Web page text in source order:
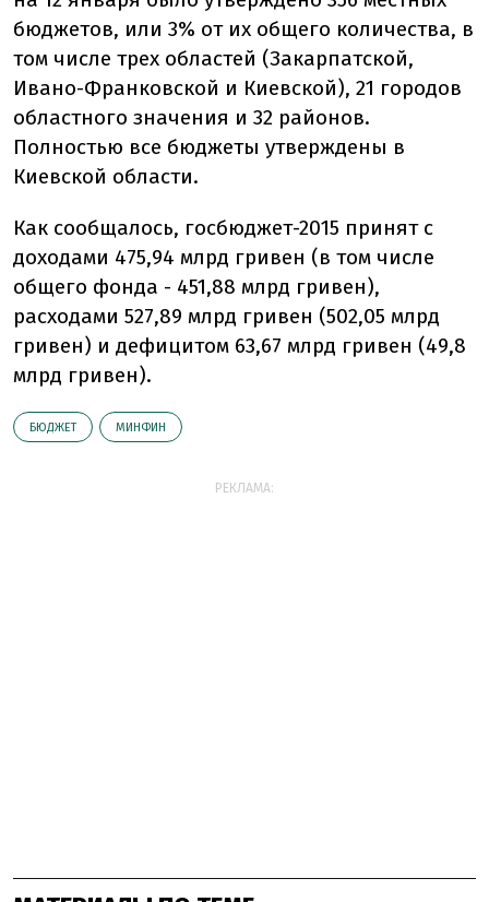
бюджетов, или 3% от их общего количества, в
том числе трех областей (Закарпатской,
Ивано-Франковской и Киевской), 21 городов
областного значения и 32 районов.
Полностью все бюджеты утверждены в
Киевской области.
Как сообщалось, госбюджет-2015 принят с
доходами 475,94 млрд гривен (в том числе
общего фонда - 451,88 млрд гривен),
расходами 527,89 млрд гривен (502,05 млрд
гривен) и дефицитом 63,67 млрд гривен (49,8
млрд гривен).
БЮДЖЕТ МИНФИН
РЕКЛАМА: